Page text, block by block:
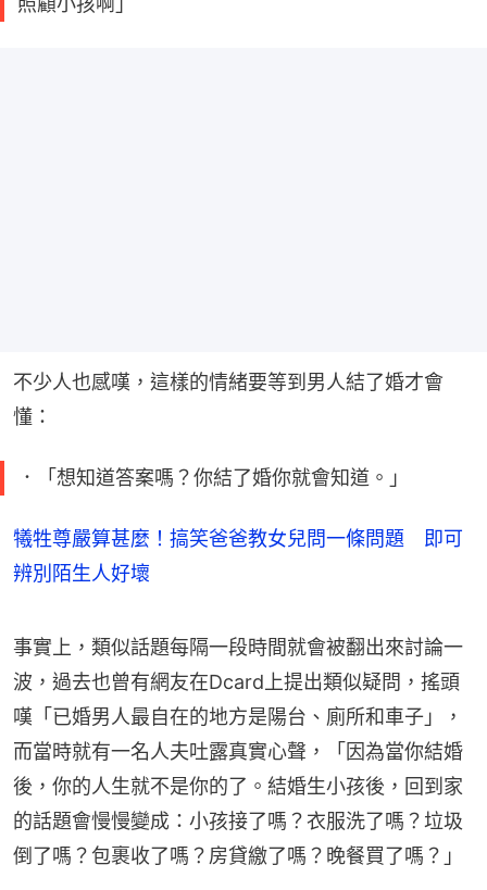
不少人也感嘆，這樣的情緒要等到男人結了婚才會
懂：
．「想知道答案嗎？你結了婚你就會知道。」
犧牲尊嚴算甚麼！搞笑爸爸教女兒問一條問題 即可
辨別陌生人好壞
事實上，類似話題每隔一段時間就會被翻出來討論一
波，過去也曾有網友在Dcard上提出類似疑問，搖頭
嘆「已婚男人最自在的地方是陽台、廁所和車子」，
而當時就有一名人夫吐露真實心聲，「因為當你結婚
後，你的人生就不是你的了。結婚生小孩後，回到家
的話題會慢慢變成：小孩接了嗎？衣服洗了嗎？垃圾
倒了嗎？包裹收了嗎？房貸繳了嗎？晚餐買了嗎？」